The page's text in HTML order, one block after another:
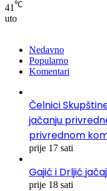
41 ℃
uto
Nedavno
Popularno
Komentari
Čelnici
jačanju
privrednom
prije 17 sati
Gajić i Drljić
prije 18 sati